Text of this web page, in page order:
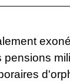
pensions